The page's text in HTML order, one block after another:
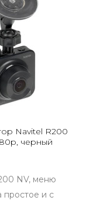
Navitel R200
черный
NV, меню
простое и с